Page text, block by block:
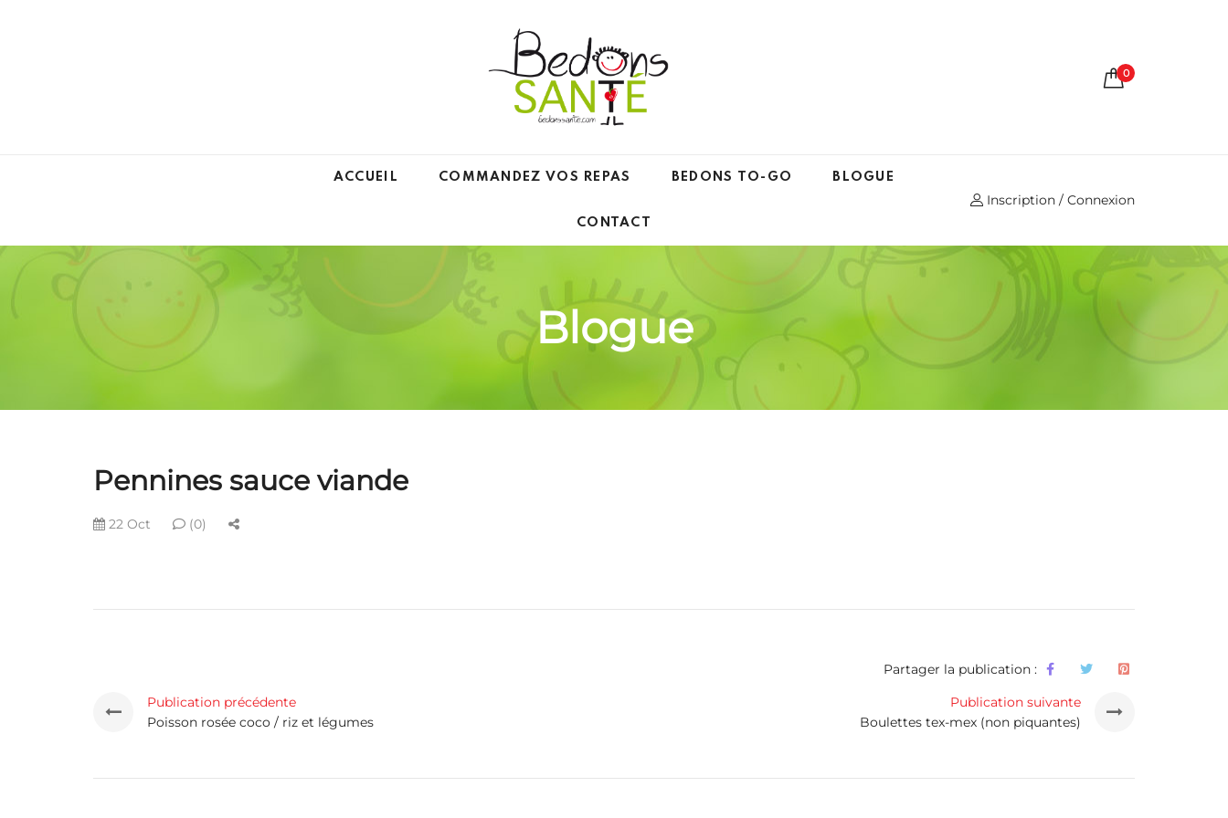
0
ACCUEIL COMMANDEZ VOS REPAS BEDONS TO-GO BLOGUE
CONTACT
Inscription / Connexion
Blogue
Pennines sauce viande
22 Oct (0)
Partager la publication :
Publication précédente
Poisson rosée coco / riz et légumes
Publication suivante
Boulettes tex-mex (non piquantes)